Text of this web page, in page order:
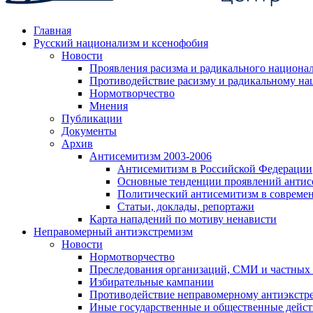
Главная
Русский национализм и ксенофобия
Новости
Проявления расизма и радикального
Противодействие расизму и радикальному
Нормотворчество
Мнения
Публикации
Документы
Архив
Антисемитизм 2003-2006
Антисемитизм в Российской Федерации
Основные тенденции проявлений
Политический антисемитизм в
Статьи, доклады, репортажи
Карта нападений по мотиву ненависти
Неправомерный антиэкстремизм
Новости
Нормотворчество
Преследования организаций, СМИ и частных
Избирательные кампании
Противодействие неправомерному
Иные государственные и общественные